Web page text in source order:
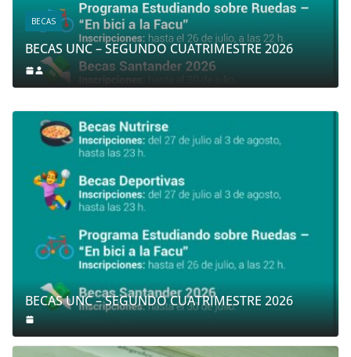
BECAS UNC – SEGUNDO CUATRIMESTRE 2026
BECAS UNC – SEGUNDO CUATRIMESTRE 2026